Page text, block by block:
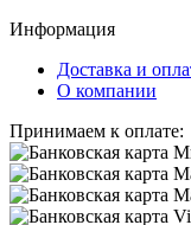
Информация
Доставка и
О компании
Принимаем к оплате: